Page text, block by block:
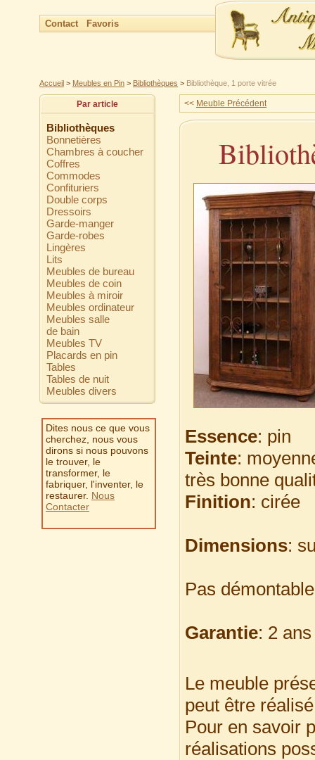
Contact Favoris
Accueil > Meubles en Pin > Bibliothèques > Bibliothèque, 1 porte vitrée
Par article
Bibliothèques
Bonnetières
Chambres à coucher
Coffres
Commodes
Confituriers
Double corps
Dressoirs
Garde-manger
Garde-robes
Lingères
Lits
Meubles de bureau
Meubles de coin
Meubles à miroir
Meubles ordinateur
Meubles salle
de bain
Meubles TV
Placards en pin
Tables
Tables de nuit
Meubles divers
Dites nous ce que vous
cherchez, nous vous
dirons si nous pouvons
le trouver, le
transformer, le
fabriquer, l'inventer, le
restaurer. Nous
Contacter
<< Meuble Précédent
Essence: pin
Teinte:
très bonne
Finition: cirée
Dimensions:
Pas
Garantie: 2
Le meuble
peut être
Pour en savoir
réalisations